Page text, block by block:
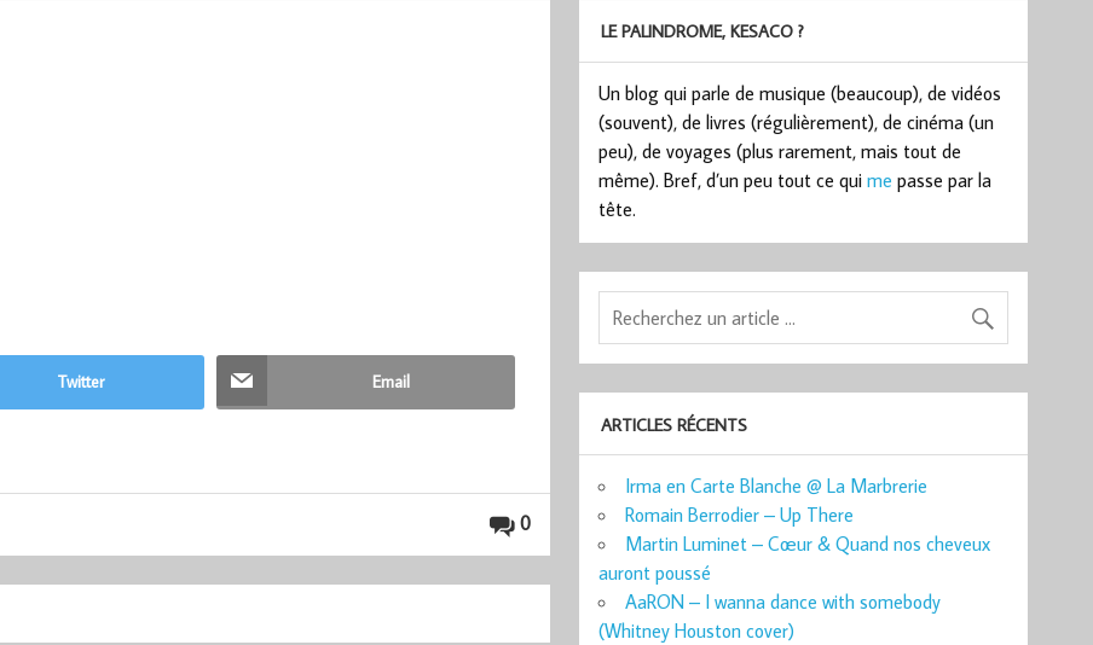
Twitter Email
0
LE PALINDROME, KESACO ?
Un blog qui parle de musique (beaucoup), de vidéos
(souvent), de livres (régulièrement), de cinéma (un
peu), de voyages (plus rarement, mais tout de
même). Bref, d’un peu tout ce quime passe par la
tête.
ARTICLES RÉCENTS
Irma en Carte Blanche @ La Marbrerie
Romain Berrodier – Up There
Martin Luminet – Cœur & Quand nos cheveux
auront poussé
AaRON – I wanna dance with somebody
(Whitney Houston cover)